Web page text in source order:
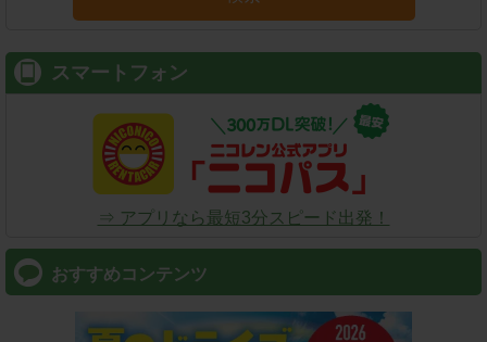
スマートフォン
⇒ アプリなら最短3分スピード出発！
おすすめコンテンツ